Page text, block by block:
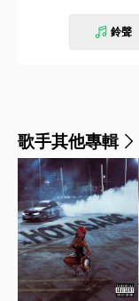
鈴聲
歌手其他專輯